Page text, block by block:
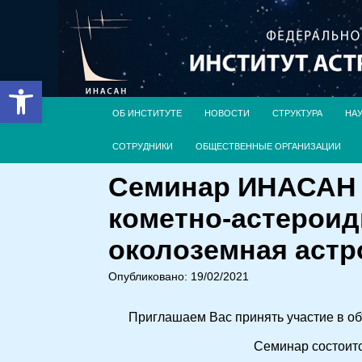
Открыть панель инструментов
ОБ ИНСТИТУТЕ НОВОСТИ СТРУКТУРА
СОТРУДНИКИ ОБЩЕСТВЕННЫЕ ОРГАНИЗАЦИИ
Семинар ИНАСАН
кометно-
околоземная
Опубликовано: 19/02/2021
Приглашаем Вас принять участие в
Семинар